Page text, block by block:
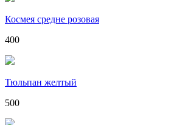
Космея средне розовая
400
Тюльпан желтый
500